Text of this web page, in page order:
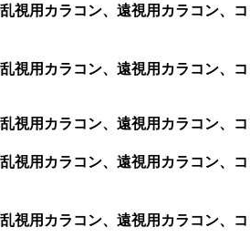
視用カラコン、遠視用カラコン、
視用カラコン、遠視用カラコン、
視用カラコン、遠視用カラコン、
視用カラコン、遠視用カラコン、
視用カラコン、遠視用カラコン、